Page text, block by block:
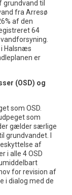
grundvand til
fra Arresø
af den
64
Halsnæs
er
(OSD) og
som OSD.
som
gælder særlige
I
af
i alle 4 OSD
for revision af
i dialog med de